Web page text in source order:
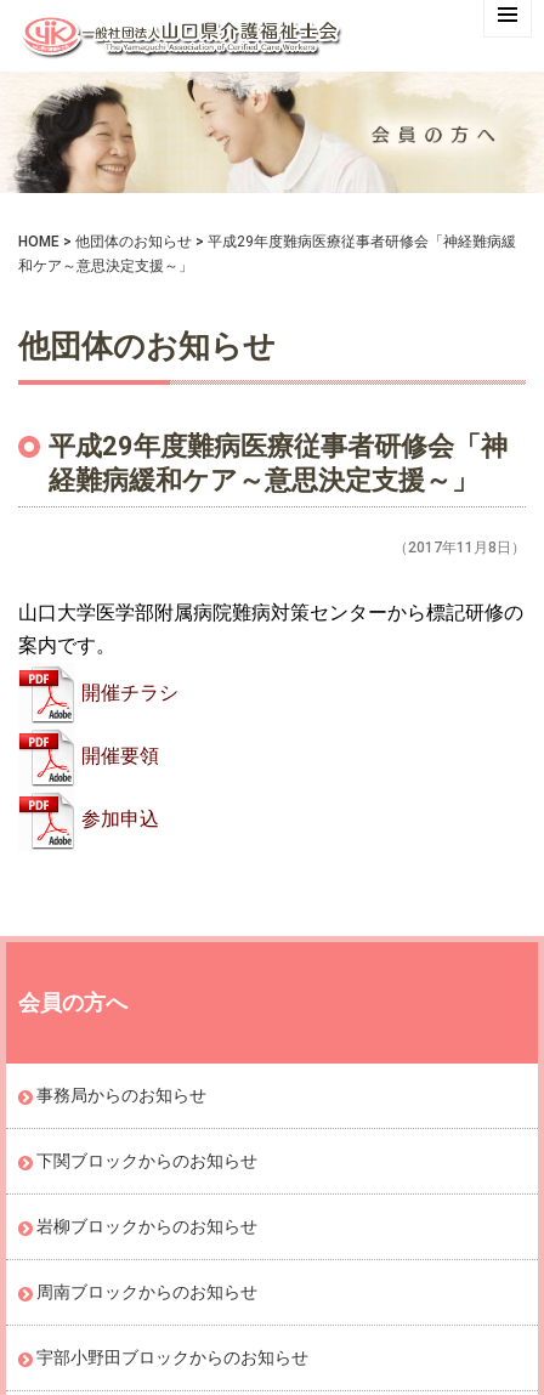
HOME > 他団体のお知らせ > 平成29年度難病医療従事者研修会「神経難病緩
和ケア～意思決定支援～」
他団体のお知らせ
平成29年度難病医療従事者研修会「神
経難病緩和ケア～意思決定支援～」
（2017年11月8日）
山口大学医学部附属病院難病対策センターから標記研修の
案内です。
開催チラシ
開催要領
参加申込
会員の方へ
事務局からのお知らせ
下関ブロックからのお知らせ
岩柳ブロックからのお知らせ
周南ブロックからのお知らせ
宇部小野田ブロックからのお知らせ